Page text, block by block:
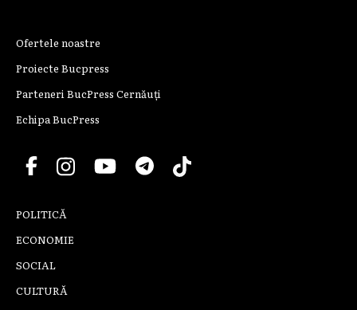
Ofertele noastre
Proiecte Bucpress
Parteneri BucPress Cernăuți
Echipa BucPress
POLITICĂ
ECONOMIE
SOCIAL
CULTURĂ